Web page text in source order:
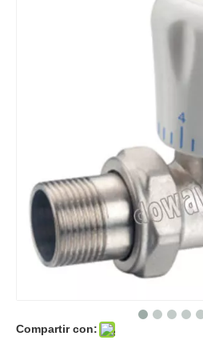
Compartir con: